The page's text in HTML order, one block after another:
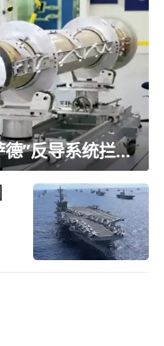
美媒：美军已消耗近80%“萨德”反导系统拦截弹